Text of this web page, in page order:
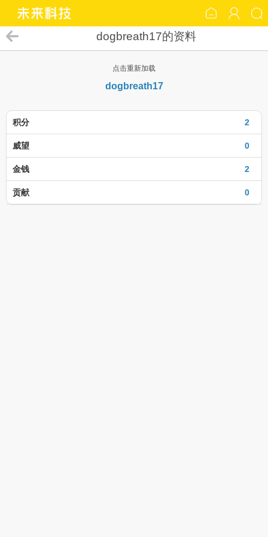
dogbreath17的资料
点击重新加载
dogbreath17
2
积分
0
威望
2
金钱
0
贡献